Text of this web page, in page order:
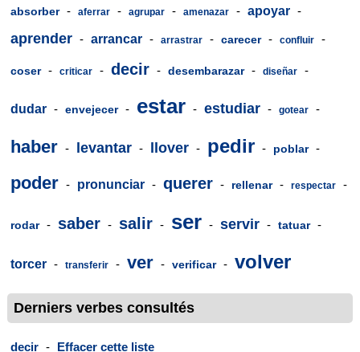
absorber - aferrar - agrupar - amenazar - apoyar -
aprender - arrancar - arrastrar - carecer - confluir -
coser - criticar - decir - desembarazar - diseñar -
dudar - envejecer - estar - estudiar - gotear -
haber - levantar - llover - pedir - poblar -
poder - pronunciar - querer - rellenar - respectar -
rodar - saber - salir - ser - servir - tatuar -
torcer - transferir - ver - verificar - volver
Derniers verbes consultés
decir - Effacer cette liste